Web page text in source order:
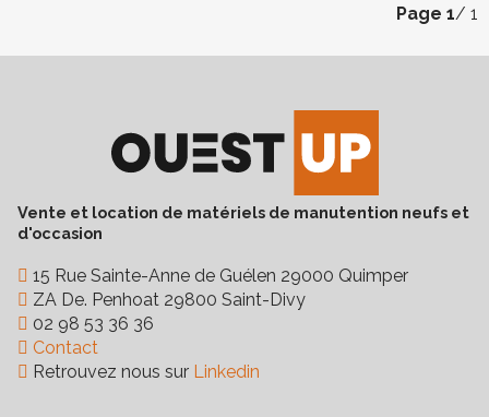
Page 1/ 1
Vente et location de matériels de manutention neufs et
d'occasion
15 Rue Sainte-Anne de Guélen 29000 Quimper
ZA De. Penhoat 29800 Saint-Divy
02 98 53 36 36
Contact
Retrouvez nous sur Linkedin